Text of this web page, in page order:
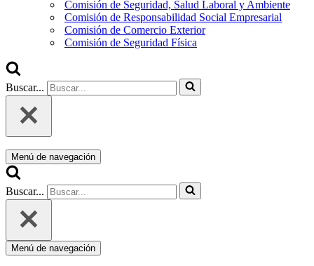
Comisión de Seguridad, Salud Laboral y Ambiente
Comisión de Responsabilidad Social Empresarial
Comisión de Comercio Exterior
Comisión de Seguridad Física
Buscar...
Menú de navegación
Buscar...
Menú de navegación